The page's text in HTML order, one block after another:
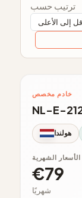
ترتيب حسب
خادم مخصص
NL-E-
هولندا
الأسعار الشهرية
€79
شهريًا